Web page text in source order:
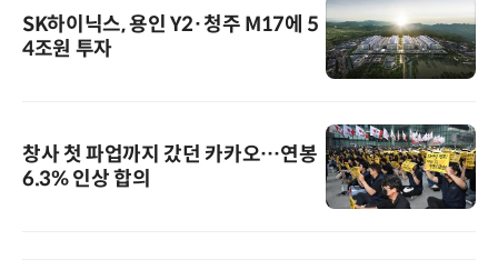
SK하이닉스, 용인 Y2·청주 M17에 5
4조원 투자
창사 첫 파업까지 갔던 카카오…연봉
6.3% 인상 합의